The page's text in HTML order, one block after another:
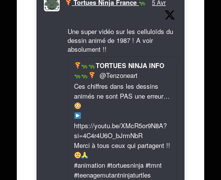
Tortues Ninja France 5 Avr
Une super vidéo sur les celluloïds du
dessin animé de 1987 ! A voir
absolument !!
TORTUES NINJA INFO
@Tenzoneart
Ces chiffres dans les dessins
animés ne sont PAS une erreur…
https://youtu.be/XMcR5or9N8A?
si=4C4r4U6O_bJrmNbR
Merci à tous ceux qui partagent !!
#animation #tortuesninja #tmnt
#teenagemutantninjaturtles